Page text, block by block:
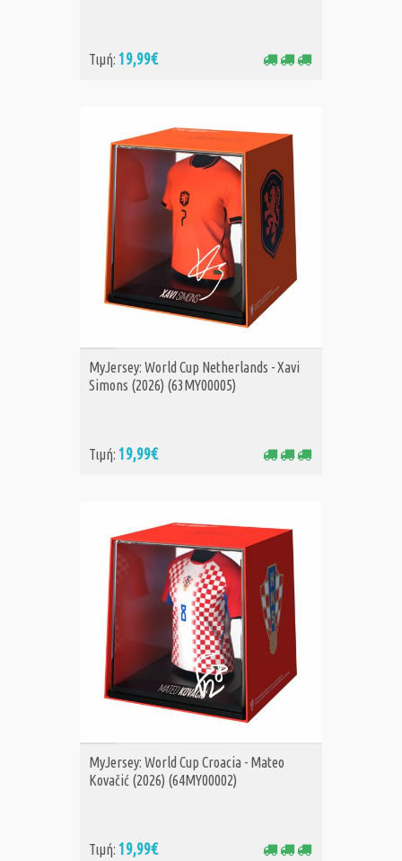
Τιμή: 19,99€
ΑΓΟΡΑ
MyJersey: World Cup Netherlands - Xavi
Simons (2026) (63MY00005)
Τιμή: 19,99€
ΑΓΟΡΑ
MyJersey: World Cup Croacia - Mateo
Kovačić (2026) (64MY00002)
Τιμή: 19,99€